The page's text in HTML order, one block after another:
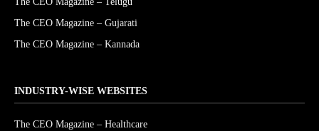
The CEO Magazine – Gujarati
The CEO Magazine – Kannada
INDUSTRY-WISE WEBSITES
The CEO Magazine – Healthcare